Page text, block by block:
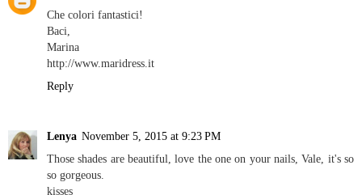
Che colori fantastici!
Baci,
Marina
http://www.maridress.it
Reply
Lenya November 5, 2015 at 9:23 PM
Those shades are beautiful, love the one on your nails, Vale, it's so
so gorgeous.
kisses